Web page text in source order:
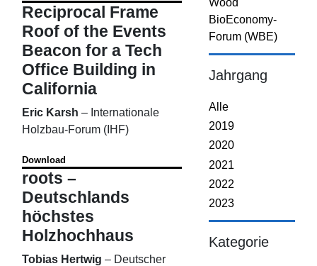
Reciprocal Frame
Roof of the Events
Beacon for a Tech
Office Building in
California
Eric Karsh – Internationale
Holzbau-Forum (IHF)
Download
roots –
Deutschlands
höchstes
Holzhochhaus
Tobias Hertwig – Deutscher
Wood
BioEconomy-
Forum (WBE)
Jahrgang
Alle
2019
2020
2021
2022
2023
Kategorie